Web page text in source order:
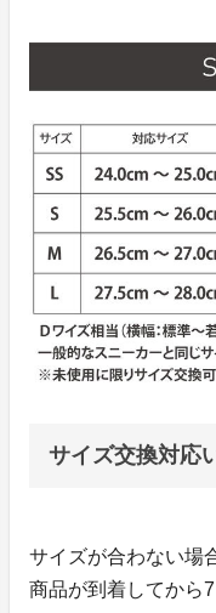
サイズ交換対応
サイズが合わない場
商品が到着してから